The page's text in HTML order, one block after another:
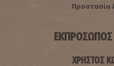
Προστασία
ΕΚΠΡΟΣΩΠΟΣ
ΧΡΗΣΤΟΣ